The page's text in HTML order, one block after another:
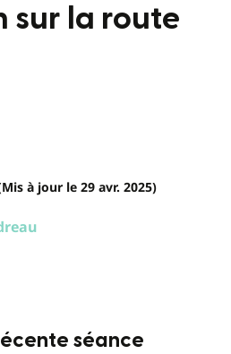
sur la route
à jour le 29 avr. 2025)
séance